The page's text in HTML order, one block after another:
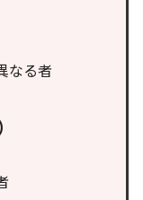
なる者